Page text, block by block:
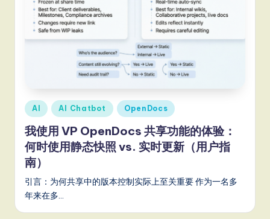
t
e
s
t
T
r
Posted
in
AI AI Chatbot OpenDocs
我使用 VP OpenDocs 共享功能的体验：
何时使用静态快照 vs. 实时更新（用户指
南）
引言：为何共享中的版本控制实际上至关重要 作为一名多
年来在多…